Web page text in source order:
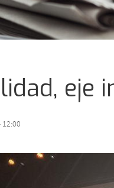
eje